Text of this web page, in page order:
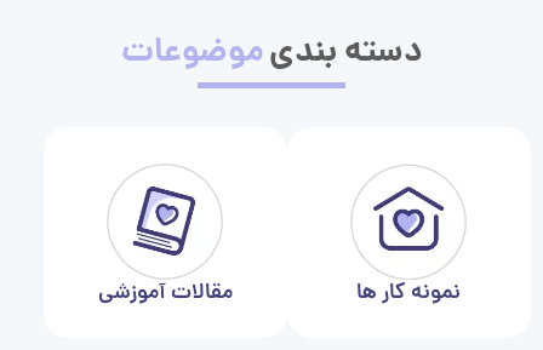
دسته بندیموضوعات
نمونه کار ها مقالات آموزشی